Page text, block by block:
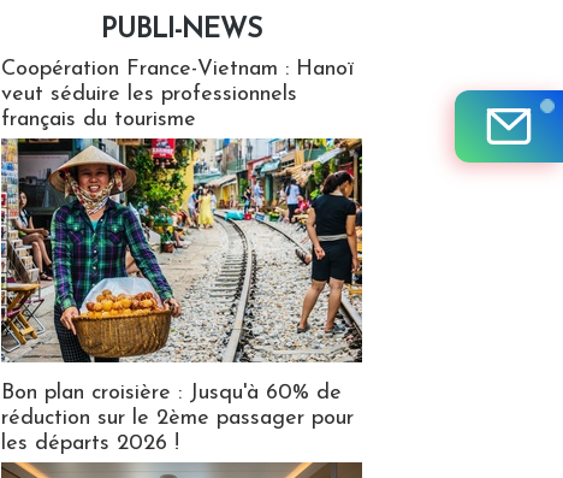
PUBLI-NEWS
Coopération France-Vietnam : Hanoï
veut séduire les professionnels
français du tourisme
Bon plan croisière : Jusqu'à 60% de
réduction sur le 2ème passager pour
les départs 2026 !